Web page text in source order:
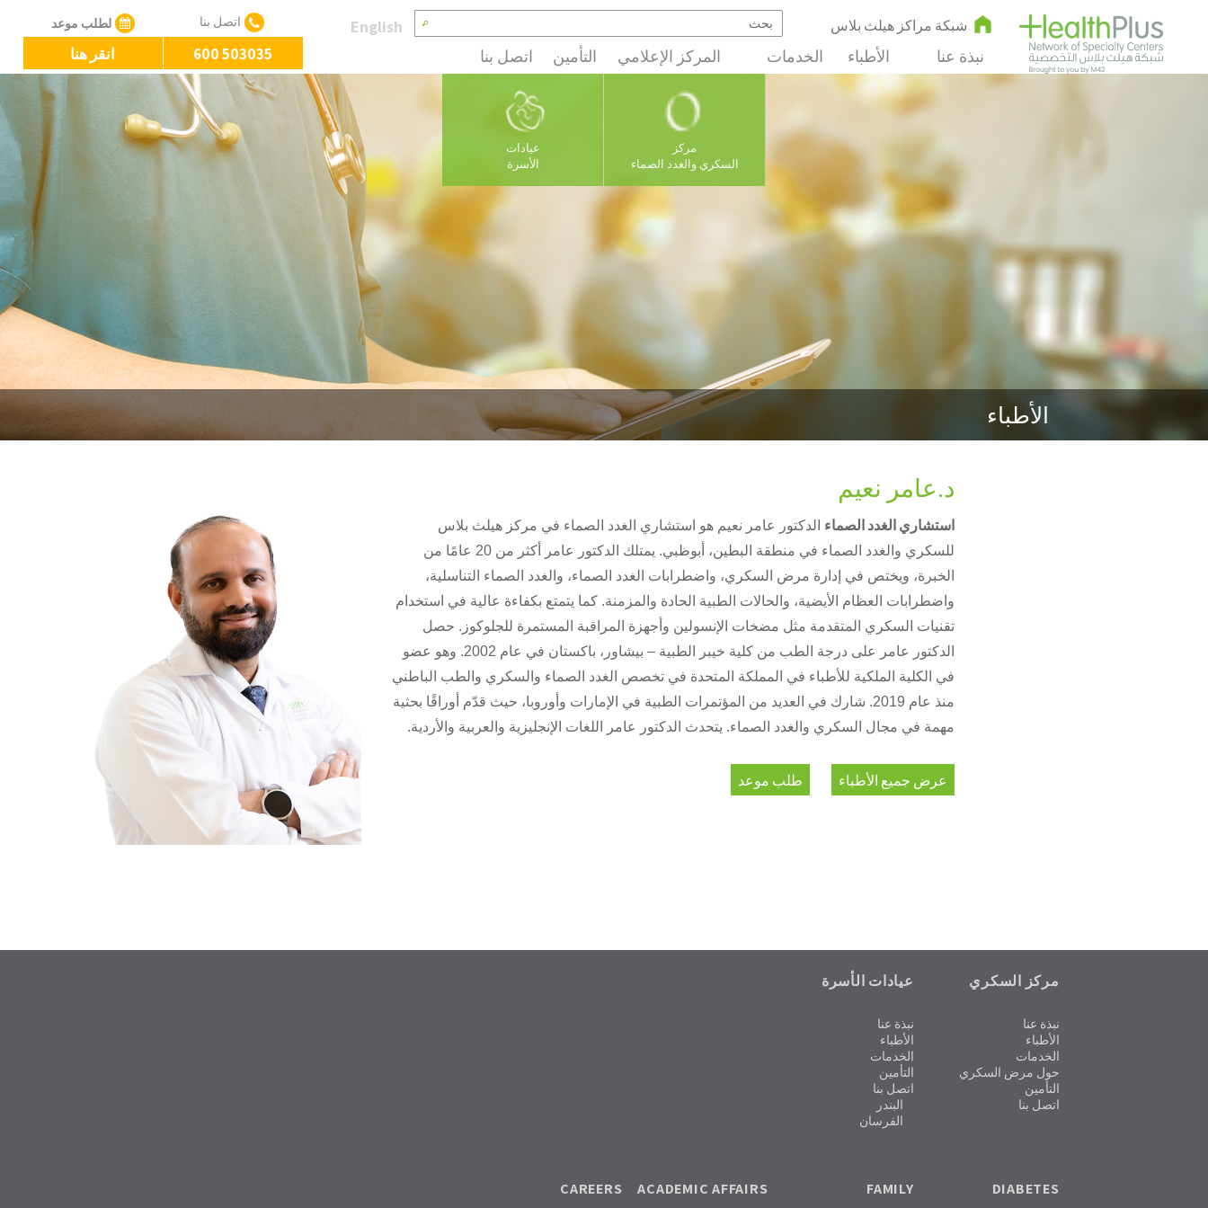
شبكة مراكز هيلث بلاس
English
نبذة عنا
الأطباء الخدمات المركز الإعلامي التأمين اتصل بنا
لطلب موعد
انقر هنا
اتصل بنا
600 503035
مركز
السكري والغدد الصماء
عيادات
الأسرة
الأطباء
د.عامر نعيم
استشاري الغدد الصماء الدكتور عامر نعيم هو استشاري الغدد الصماء في مركز هيلث بلاس
للسكري والغدد الصماء في منطقة البطين، أبوظبي. يمتلك الدكتور عامر أكثر من 20 عامًا من
الخبرة، ويختص في إدارة مرض السكري، واضطرابات الغدد الصماء، والغدد الصماء التناسلية،
واضطرابات العظام الأيضية، والحالات الطبية الحادة والمزمنة. كما يتمتع بكفاءة عالية في استخدام
تقنيات السكري المتقدمة مثل مضخات الإنسولين وأجهزة المراقبة المستمرة للجلوكوز. حصل
الدكتور عامر على درجة الطب من كلية خيبر الطبية – بيشاور، باكستان في عام 2002. وهو عضو
في الكلية الملكية للأطباء في المملكة المتحدة في تخصص الغدد الصماء والسكري والطب الباطني
منذ عام 2019. شارك في العديد من المؤتمرات الطبية في الإمارات وأوروبا، حيث قدّم أوراقًا بحثية
مهمة في مجال السكري والغدد الصماء. يتحدث الدكتور عامر اللغات الإنجليزية والعربية والأردية.
عرض جميع الأطباء طلب موعد
مركز السكري
نبذة عنا
الأطباء
الخدمات
حول مرض السكري
التأمين
اتصل بنا
عيادات الأسرة
نبذة عنا
الأطباء
الخدمات
التأمين
اتصل بنا
البندر
الفرسان
DIABETES
FAMILY
ACADEMIC AFFAIRS
CAREERS